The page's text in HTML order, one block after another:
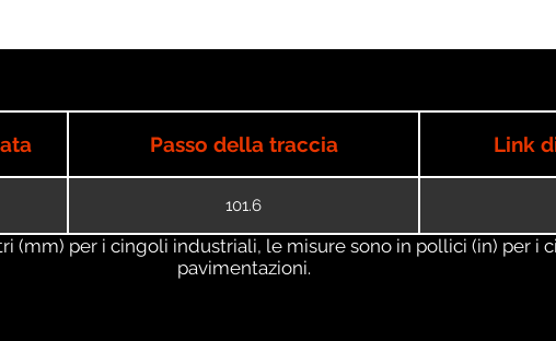
Passo della traccia Link
101.6
(mm) per i cingoli industriali, le misure sono in pollici (in) per i
pavimentazioni.